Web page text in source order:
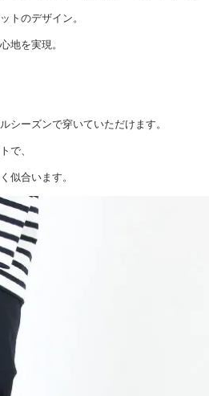
トのデザイン。
地を実現。
シーズンで穿いていただけます。
で、
似合います。